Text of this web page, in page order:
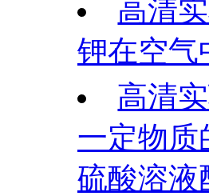
高清
钾在空气
高清
一定物质
硫酸溶液